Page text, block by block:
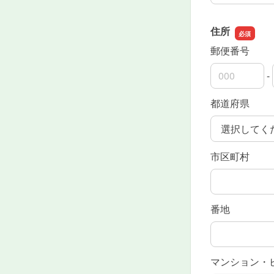
住所
郵便番号
郵便番号の上
-
郵便番号の下
都道府県
市区町村
番地
マンション・